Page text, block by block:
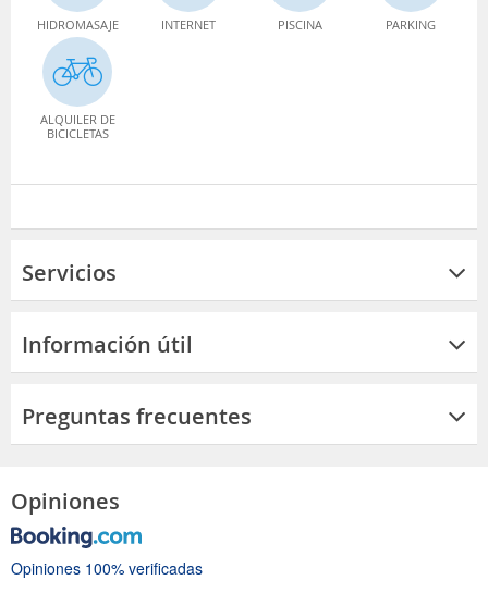
HIDROMASAJE INTERNET PISCINA PARKING
ALQUILER DE
BICICLETAS
Servicios
Información útil
Preguntas frecuentes
Opiniones
Opiniones 100% verificadas